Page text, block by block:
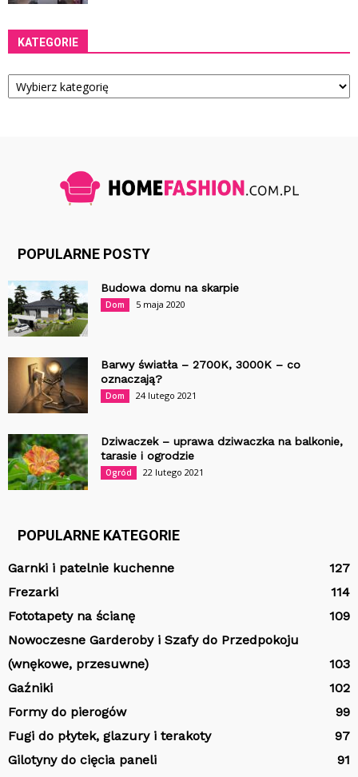
KATEGORIE
Kategorie
POPULARNE POSTY
Budowa domu na skarpie
Dom 5 maja 2020
Barwy światła – 2700K, 3000K – co
oznaczają?
Dom 24 lutego 2021
Dziwaczek – uprawa dziwaczka na balkonie,
tarasie i ogrodzie
Ogród 22 lutego 2021
POPULARNE KATEGORIE
Garnki i patelnie kuchenne
127
Frezarki
114
Fototapety na ścianę
109
Nowoczesne Garderoby i Szafy do Przedpokoju
(wnękowe, przesuwne)
103
Gaźniki
102
Formy do pierogów
99
Fugi do płytek, glazury i terakoty
97
Gilotyny do cięcia paneli
91